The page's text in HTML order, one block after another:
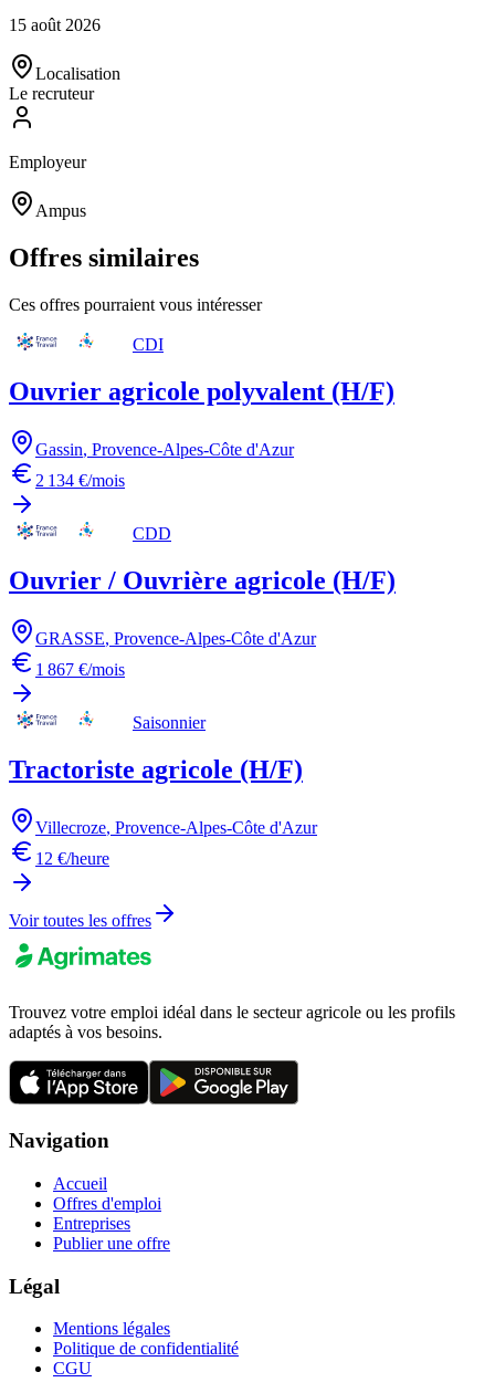
15 août 2026
Localisation
Le recruteur
Employeur
Ampus
Offres similaires
Ces offres pourraient vous intéresser
CDI
Ouvrier agricole polyvalent (H/F)
Gassin, Provence-Alpes-Côte d'Azur
2 134 €/mois
CDD
Ouvrier / Ouvrière agricole (H/F)
GRASSE, Provence-Alpes-Côte d'Azur
1 867 €/mois
Saisonnier
Tractoriste agricole (H/F)
Villecroze, Provence-Alpes-Côte d'Azur
12 €/heure
Voir toutes les offres
Trouvez votre emploi idéal dans le secteur agricole ou les profils
adaptés à vos besoins.
Navigation
Accueil
Offres d'emploi
Entreprises
Publier une offre
Légal
Mentions légales
Politique de confidentialité
CGU